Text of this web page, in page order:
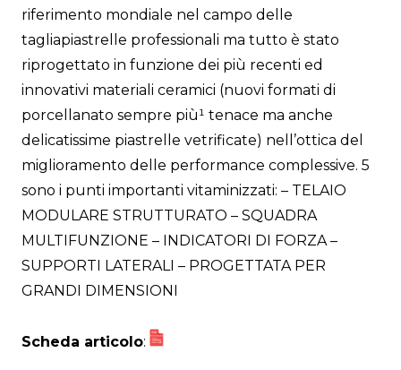
riferimento mondiale nel campo delle
tagliapiastrelle professionali ma tutto è stato
riprogettato in funzione dei più recenti ed
innovativi materiali ceramici (nuovi formati di
porcellanato sempre più¹ tenace ma anche
delicatissime piastrelle vetrificate) nell’ottica del
miglioramento delle performance complessive. 5
sono i punti importanti vitaminizzati: – TELAIO
MODULARE STRUTTURATO – SQUADRA
MULTIFUNZIONE – INDICATORI DI FORZA –
SUPPORTI LATERALI – PROGETTATA PER
GRANDI DIMENSIONI
Scheda articolo: